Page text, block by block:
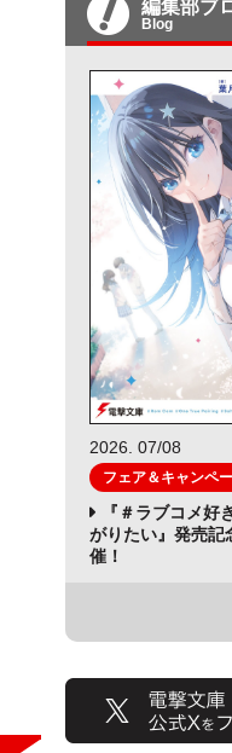
編集部ブ
Blog
2026. 07/08
フェア＆キャンペ
『＃ラブコメ好
がりたい』発売記
催！